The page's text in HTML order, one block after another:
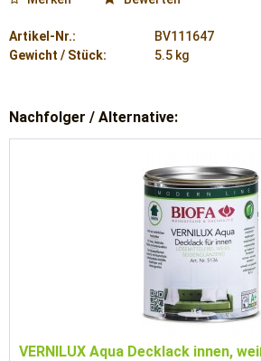
Artikel-Nr.:
BV111647
Gewicht / Stück:
5.5 kg
Nachfolger / Alternative:
VERNILUX Aqua Decklack innen,